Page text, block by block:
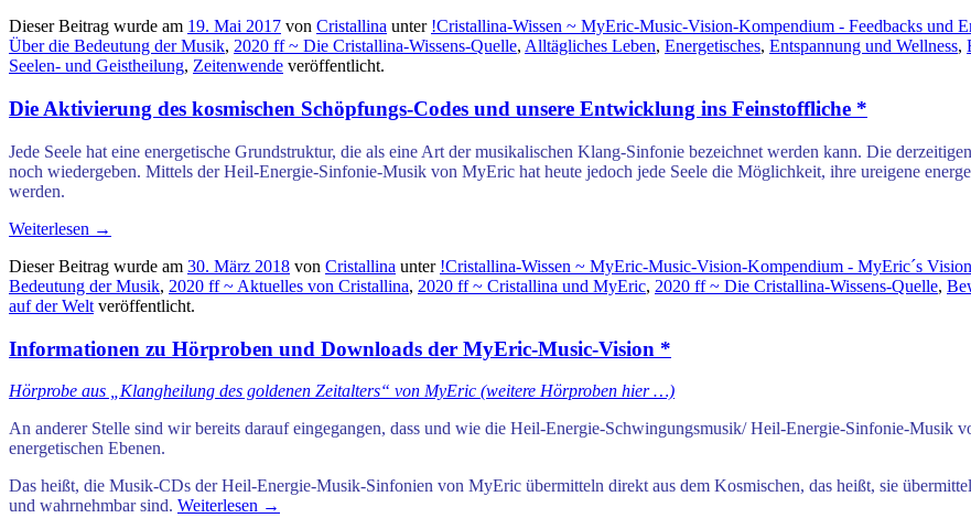
Dieser Beitrag wurde am 19. Mai 2017 von Cristallina unter !Cristallina-Wissen ~ MyEric-Music-Vision-Kompendium - Feedbacks und
Über die Bedeutung der Musik, 2020 ff ~ Die Cristallina-Wissens-Quelle, Alltägliches Leben, Energetisches, Entspannung und Wellness,
Seelen- und Geistheilung, Zeitenwende veröffentlicht.
Die Aktivierung des kosmischen Schöpfungs-Codes und unsere Entwicklung ins Feinstoffliche *
Jede Seele hat eine energetische Grundstruktur, die als eine Art der musikalischen Klang-Sinfonie bezeichnet werden kann. Die
noch wiedergeben. Mittels der Heil-Energie-Sinfonie-Musik von MyEric hat heute jedoch jede Seele die Möglichkeit, ihre ureigene
werden.
Weiterlesen →
Dieser Beitrag wurde am 30. März 2018 von Cristallina unter !Cristallina-Wissen ~ MyEric-Music-Vision-Kompendium - MyEric´s Vision
Bedeutung der Musik, 2020 ff ~ Aktuelles von Cristallina, 2020 ff ~ Cristallina und MyEric, 2020 ff ~ Die Cristallina-Wissens-Quelle,
auf der Welt veröffentlicht.
Informationen zu Hörproben und Downloads der MyEric-Music-Vision *
Hörprobe aus „Klangheilung des goldenen Zeitalters“ von MyEric (weitere Hörproben hier …)
An anderer Stelle sind wir bereits darauf eingegangen, dass und wie die Heil-Energie-Schwingungsmusik/ Heil-Energie-Sinfonie-Musik
energetischen Ebenen.
Das heißt, die Musik-CDs der Heil-Energie-Musik-Sinfonien von MyEric übermitteln direkt aus dem Kosmischen, das heißt, sie
und wahrnehmbar sind. Weiterlesen →